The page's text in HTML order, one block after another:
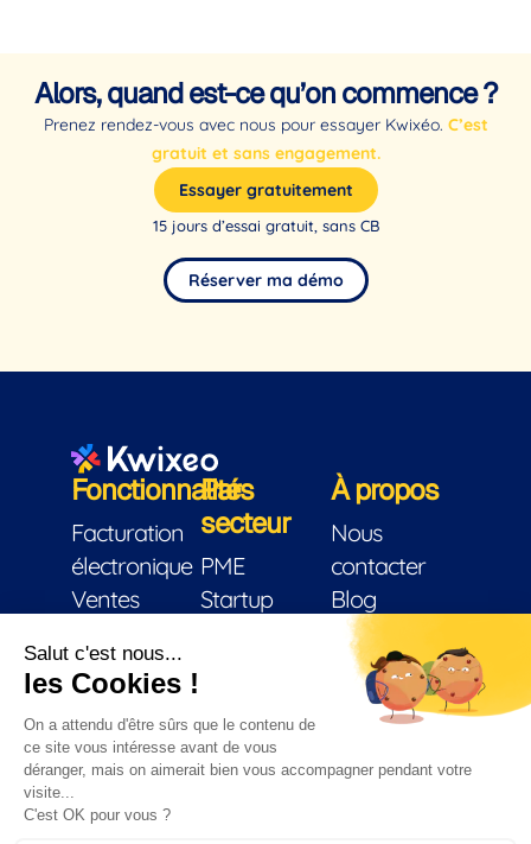
Alors, quand est-ce qu’on commence ?
Prenez rendez-vous avec nous pour essayer Kwixéo. C’est
gratuit et sans engagement.
Essayer gratuitement
15 jours d’essai gratuit, sans CB
Réserver ma démo
Fonctionnalités
Facturation
électronique
Ventes
CRM
Trésorerie
Stock
Achats
Chantier
Garage
Par
secteur
PME
Startup
Associations
Artisans
À propos
Nous
contacter
Blog
Conditions
générales
d’utilisation
Mentions
légales